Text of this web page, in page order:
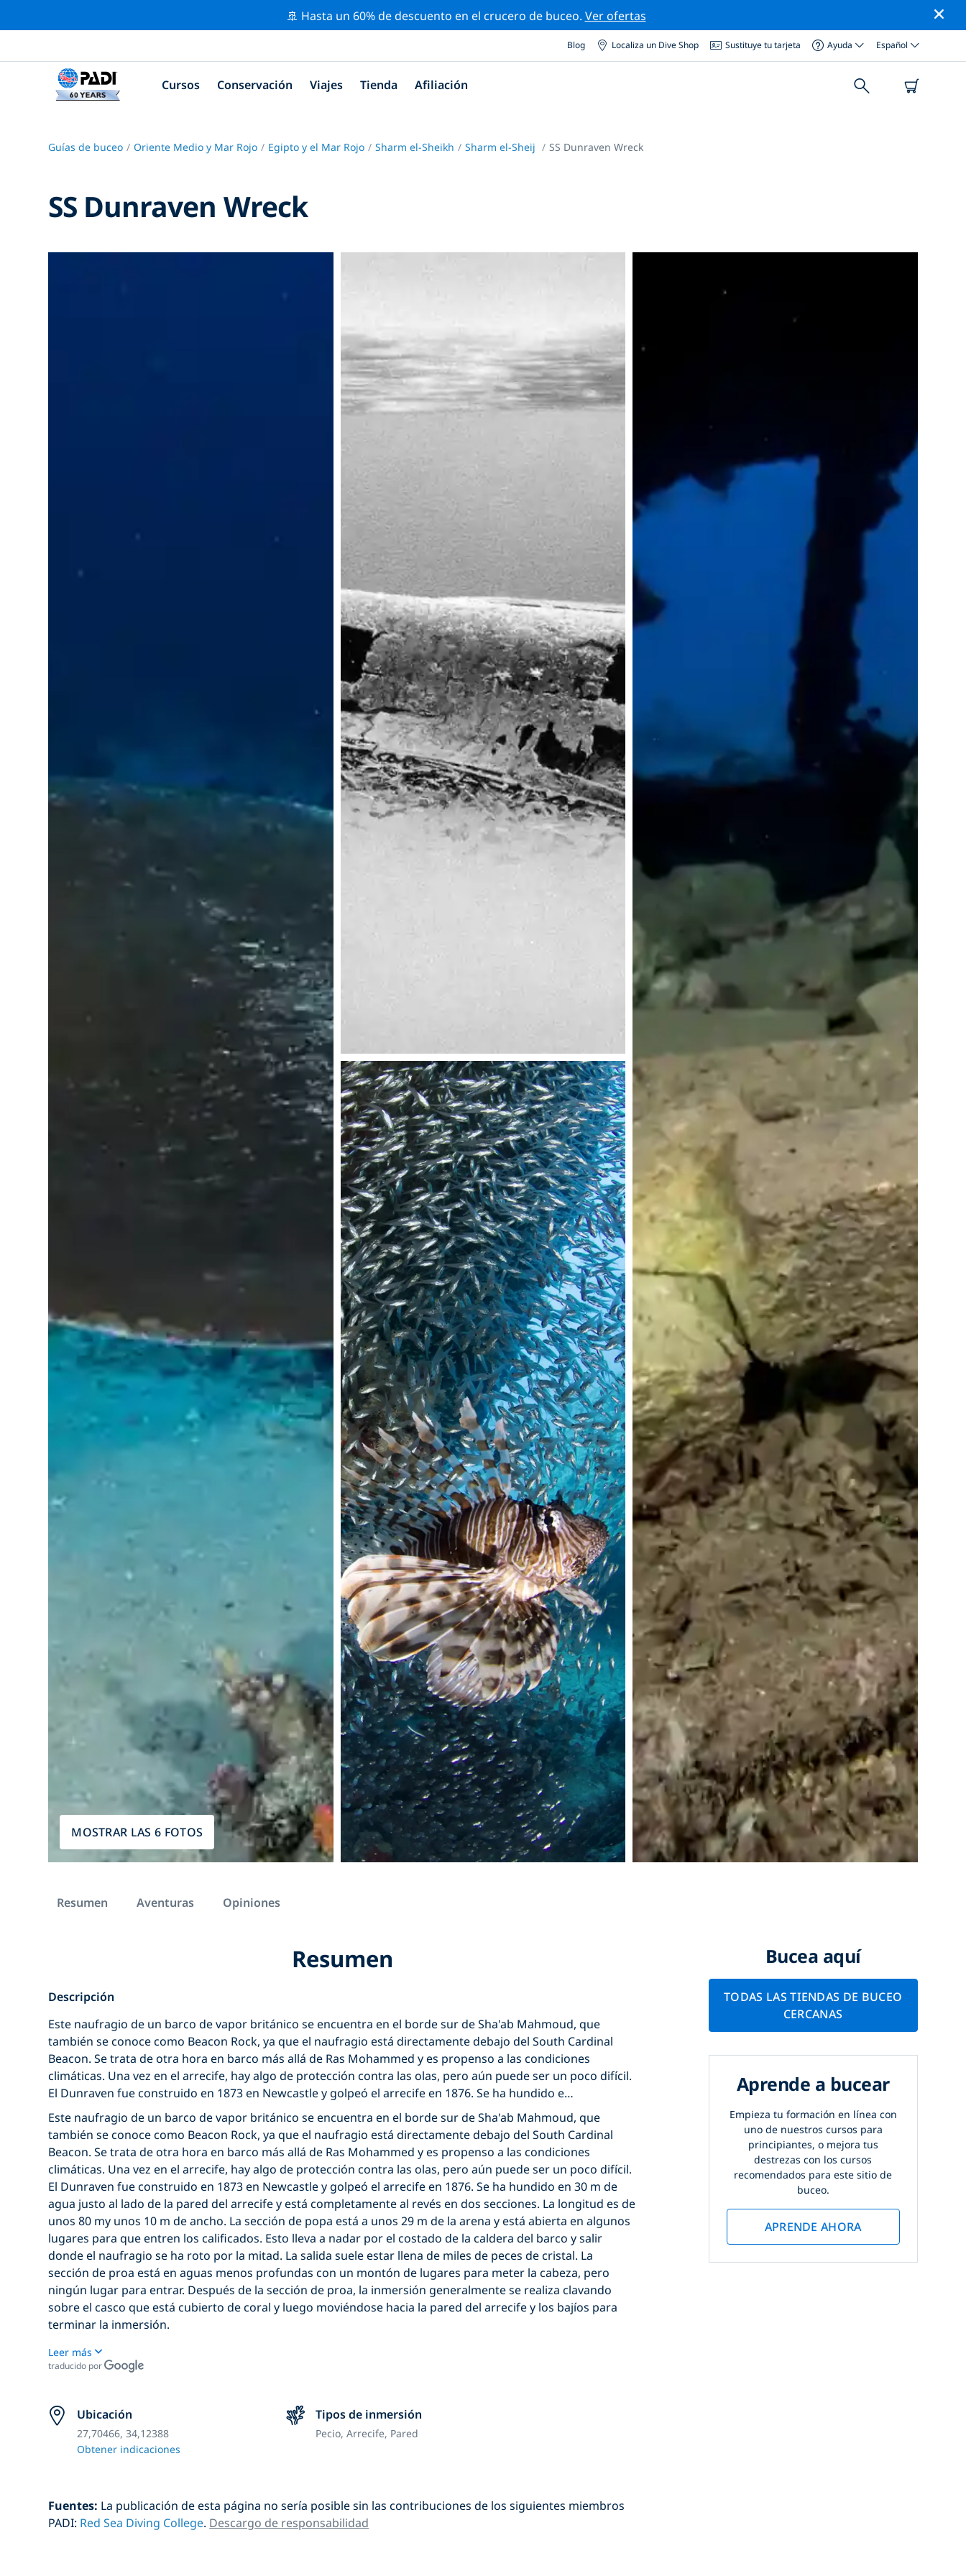
🚢 Hasta un 60% de descuento en el crucero de buceo. Ver ofertas
Blog Localiza un Dive Shop Sustituye tu tarjeta Ayuda Español
Cursos Conservación Viajes Tienda Afiliación
Guías de buceo Oriente Medio y Mar Rojo Egipto y el Mar Rojo Sharm el-Sheikh Sharm el-Sheij SS Dunraven Wreck
SS Dunraven Wreck
MOSTRAR LAS 6 FOTOS
Resumen Aventuras Opiniones
Resumen
Descripción
Este naufragio de un barco de vapor británico se encuentra en el borde sur de Sha'ab Mahmoud, que
también se conoce como Beacon Rock, ya que el naufragio está directamente debajo del South Cardinal
Beacon. Se trata de otra hora en barco más allá de Ras Mohammed y es propenso a las condiciones
climáticas. Una vez en el arrecife, hay algo de protección contra las olas, pero aún puede ser un poco difícil.
El Dunraven fue construido en 1873 en Newcastle y golpeó el arrecife en 1876. Se ha hundido e…
Este naufragio de un barco de vapor británico se encuentra en el borde sur de Sha'ab Mahmoud, que
también se conoce como Beacon Rock, ya que el naufragio está directamente debajo del South Cardinal
Beacon. Se trata de otra hora en barco más allá de Ras Mohammed y es propenso a las condiciones
climáticas. Una vez en el arrecife, hay algo de protección contra las olas, pero aún puede ser un poco difícil.
El Dunraven fue construido en 1873 en Newcastle y golpeó el arrecife en 1876. Se ha hundido en 30 m de
agua justo al lado de la pared del arrecife y está completamente al revés en dos secciones. La longitud es de
unos 80 my unos 10 m de ancho. La sección de popa está a unos 29 m de la arena y está abierta en algunos
lugares para que entren los calificados. Esto lleva a nadar por el costado de la caldera del barco y salir
donde el naufragio se ha roto por la mitad. La salida suele estar llena de miles de peces de cristal. La
sección de proa está en aguas menos profundas con un montón de lugares para meter la cabeza, pero
ningún lugar para entrar. Después de la sección de proa, la inmersión generalmente se realiza clavando
sobre el casco que está cubierto de coral y luego moviéndose hacia la pared del arrecife y los bajíos para
terminar la inmersión.
Leer más
traducido por
Ubicación
27,70466, 34,12388
Obtener indicaciones
Tipos de inmersión
Pecio,Arrecife, Pared
Fuentes: La publicación de esta página no sería posible sin las contribuciones de los siguientes miembros
PADI: Red Sea Diving College. Descargo de responsabilidad
Bucea aquí
TODAS LAS TIENDAS DE BUCEO
CERCANAS
Aprende a bucear
Empieza tu formación en línea con
uno de nuestros cursos para
principiantes, o mejora tus
destrezas con los cursos
recomendados para este sitio de
buceo.
APRENDE AHORA